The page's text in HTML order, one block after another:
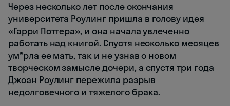
Через несколько лет после окончания
университета Роулинг пришла в голову идея
«Гарри Поттера», и она начала увлеченно
работать над книгой. Спустя несколько месяцев
ум*рла ее мать, так и не узнав о новом
творческом замысле дочери, а спустя три года
Джоан Роулинг пережила разрыв
недолговечного и тяжелого брака.